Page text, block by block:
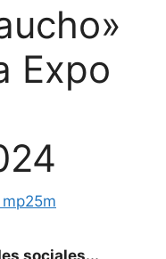
Expo